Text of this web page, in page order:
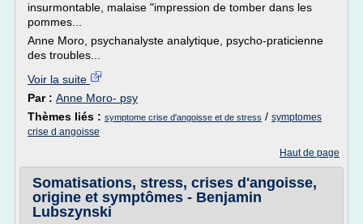
insurmontable, malaise "impression de tomber dans les
pommes...
Anne Moro, psychanalyste analytique, psycho-praticienne
des troubles...
Voir la suite
Par : Anne Moro- psy
Thèmes liés : symptome crise d'angoisse et de stress / symptomes
crise d angoisse
Haut de page
Somatisations, stress, crises d'angoisse,
origine et symptômes - Benjamin
Lubszynski